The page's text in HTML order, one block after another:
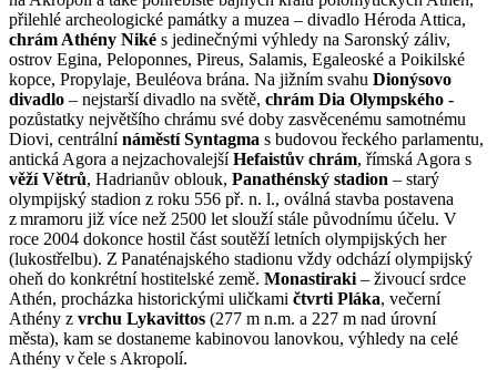
přilehlé archeologické památky a muzea – divadlo Héroda Attica,
chrám Athény Niké s jedinečnými výhledy na Saronský záliv,
ostrov Egina, Peloponnes, Pireus, Salamis, Egaleoské a Poikilské
kopce, Propylaje, Beuléova brána. Na jižním svahu Dionýsovo
divadlo – nejstarší divadlo na světě, chrám Dia Olympského -
pozůstatky největšího chrámu své doby zasvěcenému samotnému
Diovi, centrálnínáměstí Syntagma s budovou řeckého parlamentu,
antická Agora a nejzachovalejšíHefaistův chrám, římská Agora s
věží Větrů, Hadrianův oblouk, Panathénský stadion – starý
olympijský stadion z roku 556 př. n. l., oválná stavba postavena
z mramoru již více než 2500 let slouží stále původnímu účelu. V
roce 2004 dokonce hostil část soutěží letních olympijských her
(lukostřelbu). Z Panaténajského stadionu vždy odchází olympijský
oheň do konkrétní hostitelské země. Monastiraki – živoucí srdce
Athén, procházka historickými uličkami čtvrti Pláka, večerní
Athény z vrchu Lykavittos (277 m n.m. a 227 m nad úrovní
města), kam se dostaneme kabinovou lanovkou, výhledy na celé
Athény v čele s Akropolí.